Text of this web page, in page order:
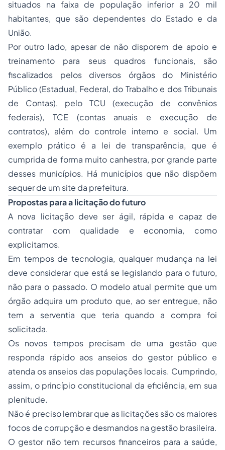
situados na faixa de população inferior a 20 mil
habitantes, que são dependentes do Estado e da
União.
Por outro lado, apesar de não disporem de apoio e
treinamento para seus quadros funcionais, são
fiscalizados pelos diversos órgãos do Ministério
Público (Estadual, Federal, do Trabalho e dos Tribunais
de Contas), pelo TCU (execução de convênios
federais), TCE (contas anuais e execução de
contratos), além do controle interno e social. Um
exemplo prático é a lei de transparência, que é
cumprida de forma muito canhestra, por grande parte
desses municípios. Há municípios que não dispõem
sequer de um site da prefeitura.
Propostas para a licitação do futuro
A nova licitação deve ser ágil, rápida e capaz de
contratar com qualidade e economia, como
explicitamos.
Em tempos de tecnologia, qualquer mudança na lei
deve considerar que está se legislando para o futuro,
não para o passado. O modelo atual permite que um
órgão adquira um produto que, ao ser entregue, não
tem a serventia que teria quando a compra foi
solicitada.
Os novos tempos precisam de uma gestão que
responda rápido aos anseios do gestor público e
atenda os anseios das populações locais. Cumprindo,
assim, o princípio constitucional da eficiência, em sua
plenitude.
Não é preciso lembrar que as licitações são os maiores
focos de corrupção e desmandos na gestão brasileira.
O gestor não tem recursos financeiros para a saúde,